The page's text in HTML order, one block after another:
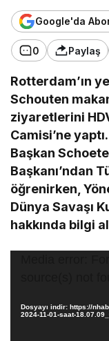
Google'da
0 Paylaş
Rotterdam’ın
Schouten
ziyaretlerini
Camisi’ne
Başkan
Başkanı’ndan
öğrenirken,
Dünya Savaşı
hakkında bilgi
Dosyayı indir: https://
2024-11-01-saat-